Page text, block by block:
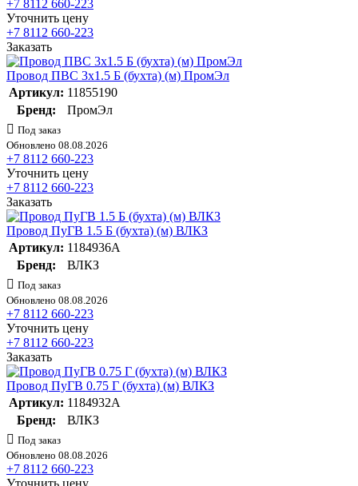
+7 8112 660-223
Уточнить цену
+7 8112 660-223
Заказать
Провод ПВС 3х1.5 Б (бухта) (м) ПромЭл
Артикул: 11855190
Бренд:
ПромЭл
Под заказ
Обновлено 08.08.2026
+7 8112 660-223
Уточнить цену
+7 8112 660-223
Заказать
Провод ПуГВ 1.5 Б (бухта) (м) ВЛКЗ
Артикул: 1184936А
Бренд:
ВЛКЗ
Под заказ
Обновлено 08.08.2026
+7 8112 660-223
Уточнить цену
+7 8112 660-223
Заказать
Провод ПуГВ 0.75 Г (бухта) (м) ВЛКЗ
Артикул: 1184932А
Бренд:
ВЛКЗ
Под заказ
Обновлено 08.08.2026
+7 8112 660-223